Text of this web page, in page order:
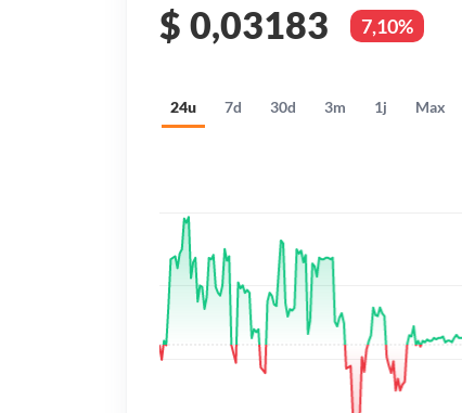
$ 0,03183 7,10%
24u 7d 30d 3m 1j Max